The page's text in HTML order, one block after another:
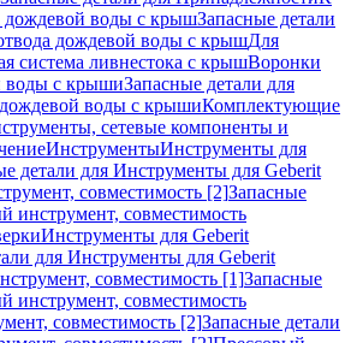
дождевой воды с крышЗапасные детали
дождевой воды с крышДля
система ливнестока с крышВоронки
воды с крышиЗапасные детали для
воды с крышиКомплектующие
сетевые компоненты и
ИнструментыИнструменты для
детали для Инструменты для Geberit
совместимость [2]Запасные
инструмент, совместимость
Инструменты для Geberit
для Инструменты для Geberit
совместимость [1]Запасные
инструмент, совместимость
совместимость [2]Запасные детали